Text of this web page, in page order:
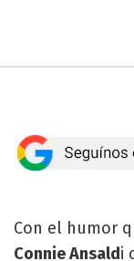
Con el humor
Connie Ansaldi